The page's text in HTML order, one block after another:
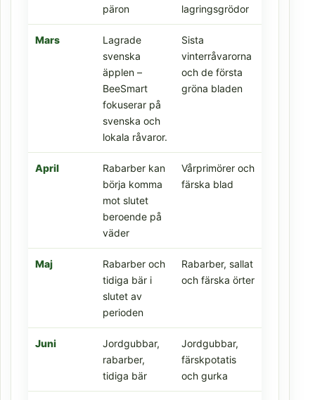
päron
lagringsgrödor
Mars
Lagrade
svenska
äpplen –
BeeSmart
fokuserar på
svenska och
lokala råvaror.
Sista
vinterråvarorna
och de första
gröna bladen
April
Rabarber kan
börja komma
mot slutet
beroende på
väder
Vårprimörer och
färska blad
Maj
Rabarber och
tidiga bär i
slutet av
perioden
Rabarber, sallat
och färska örter
Juni
Jordgubbar,
rabarber,
tidiga bär
Jordgubbar,
färskpotatis
och gurka